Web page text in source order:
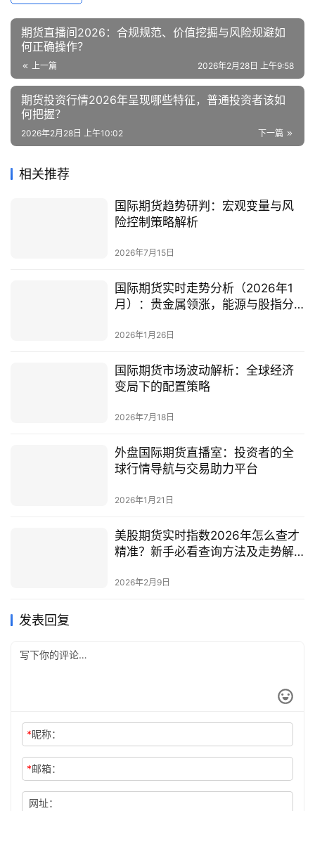
期货直播间2026：合规规范、价值挖掘与风险规避如
何正确操作？
上一篇 2026年2月28日 上午9:58
期货投资行情2026年呈现哪些特征，普通投资者该如
何把握？
下一篇
2026年2月28日 上午10:02
相关推荐
国际期货趋势研判：宏观变量与风
险控制策略解析
2026年7月15日
国际期货实时走势分析（2026年1
月）：贵金属领涨，能源与股指分
2026年1月26日
国际期货市场波动解析：全球经济
变局下的配置策略
2026年7月18日
外盘国际期货直播室：投资者的全
球行情导航与交易助力平台
2026年1月21日
美股期货实时指数2026年怎么查才
精准？新手必看查询方法及走势解
2026年2月9日
发表回复
*昵称：
*邮箱：
网址：